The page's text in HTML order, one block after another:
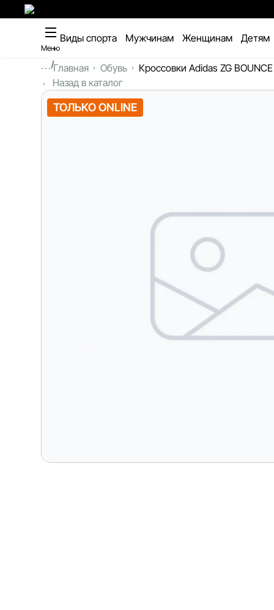
Меню
Виды спорта Мужчинам Женщинам Детям
...Главная Обувь
Кроссовки Adidas ZG BOUNCE
Назад в каталог
ТОЛЬКО ONLINE